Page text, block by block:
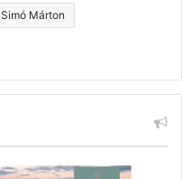
Simó Márton